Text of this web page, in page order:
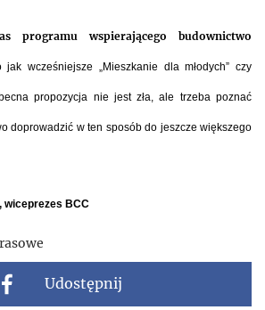
programu wspierającego budownictwo
jak wcześniejsze „Mieszkanie dla młodych” czy
propozycja nie jest zła, ale trzeba poznać
doprowadzić w ten sposób do jeszcze większego
wiceprezes BCC
Udostępnij